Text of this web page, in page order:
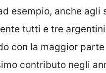
esempio, anche agli
tutti e tre
con la maggior
contributo negli